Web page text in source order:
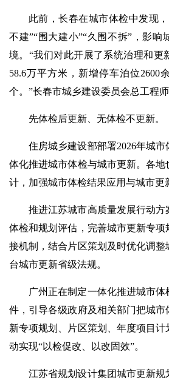
此前，长春在城市体检中发现
不建”“围大建小”“久围不拆”，影响
境。“我们对此开展了系统治理和更
58.6万平方米，新增停车泊位2600
个。”长春市城乡建设委员会总工程师
先体检后更新、无体检不更新。
住房城乡建设部部署2026年城
体化推进城市体检与城市更新。各
计，加强城市体检结果应用与城市更
推进江苏城市高质量发展行动
体检和规划评估，完善城市更新专
接机制，结合片区策划及时优化调整
台城市更新省级法规。
广州正在制定一体化推进城市
件，引导各级政府及相关部门把城
新专项规划、片区策划、年度项目
动实现“以检促改、以改固效”。
江苏省规划设计集团城市更新